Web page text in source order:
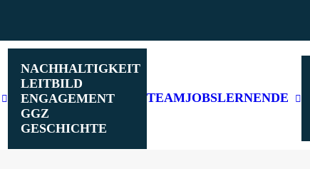
NACHHALTIGKEIT
LEITBILD
ENGAGEMENT
GGZ
GESCHICHTE
TEAMJOBSLERNENDE